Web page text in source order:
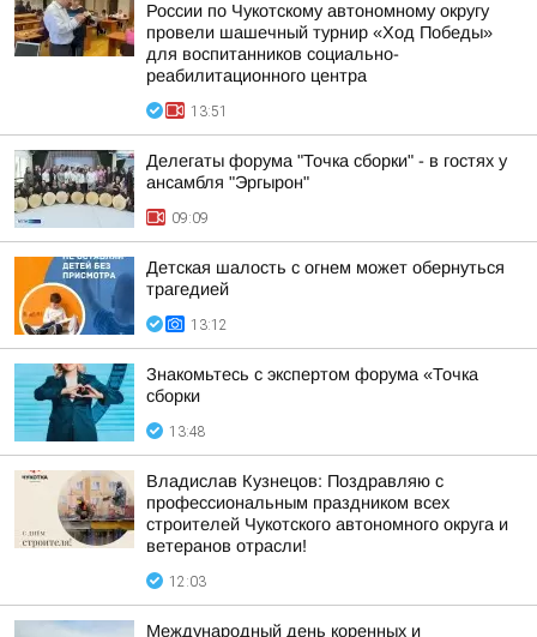
России по Чукотскому автономному округу
провели шашечный турнир «Ход Победы»
для воспитанников социально-
реабилитационного центра
13:51
Делегаты форума "Точка сборки" - в гостях у
ансамбля "Эргырон"
09:09
Детская шалость с огнем может обернуться
трагедией
13:12
Знакомьтесь с экспертом форума «Точка
сборки
13:48
Владислав Кузнецов: Поздравляю с
профессиональным праздником всех
строителей Чукотского автономного округа и
ветеранов отрасли!
12:03
Международный день коренных и